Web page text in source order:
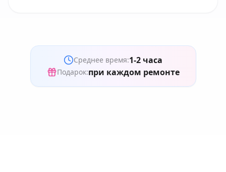
Среднее время:1-2 часа
Подарок:при каждом ремонте